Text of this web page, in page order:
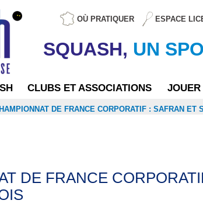
OÙ PRATIQUER ESPACE
SQUASH, UN
CLUBS ET ASSOCIATIONS
DE FRANCE CORPORATIF : SAFRAN
DE FRANCE